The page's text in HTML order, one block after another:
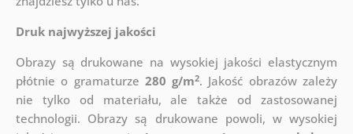
Druk najwyższej jakości
Obrazy są drukowane na wysokiej jakości elastycznym
płótnie o gramaturze 280 g/m2. Jakość obrazów zależy
nie tylko od materiału, ale także od zastosowanej
technologii. Obrazy są drukowane powoli, w wysokiej